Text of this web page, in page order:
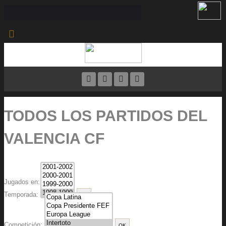
TODOS LOS PARTIDOS DEL
VALENCIA CF
Temporada:
Jugados en: